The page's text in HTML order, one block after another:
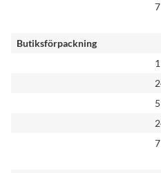
7
Butiksförpackning
1
7